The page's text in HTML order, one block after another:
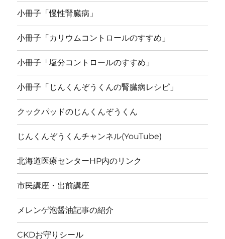
小冊子「慢性腎臓病」
小冊子「カリウムコントロールのすすめ」
小冊子「塩分コントロールのすすめ」
小冊子「じんくんぞうくんの腎臓病レシピ」
クックパッドのじんくんぞうくん
じんくんぞうくんチャンネル(YouTube)
北海道医療センターHP内のリンク
市民講座・出前講座
メレンゲ泡醤油記事の紹介
CKDお守りシール